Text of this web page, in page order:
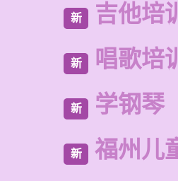
新 吉他培
新 唱歌培
新 学钢琴
新 福州儿